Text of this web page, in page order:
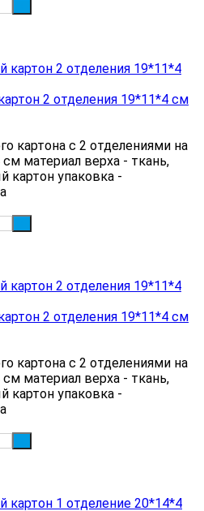
2 отделения 19*11*4 см
картона с 2 отделениями на
материал верха - ткань,
картон упаковка -
2 отделения 19*11*4 см
картона с 2 отделениями на
материал верха - ткань,
картон упаковка -